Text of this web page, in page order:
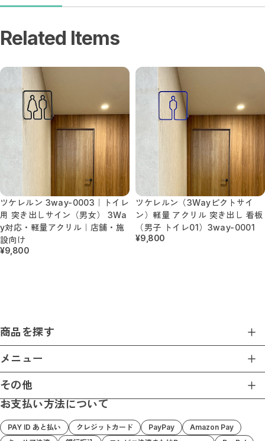
Related Items
ツケレルン 3way-0003｜トイレ
用 突き出しサイン（男女） 3Wa
y対応・軽量アクリル｜店舗・施
設向け
¥9,800
ツケレルン（3Wayピクトサイ
ン）軽量 アクリル 突き出し 看板
（男子 トイレ01）3way-0001
¥9,800
商品を探す
商品一覧
メニュー
ホーム
ショップガイド
お支払い方法について
ブログ
その他
プライバシーポリシー
特定商取引法に基づく表記
Nishizaki Base 楽天店
お支払い方法について
PAY ID あと払い クレジットカード PayPay
Amazon Pay